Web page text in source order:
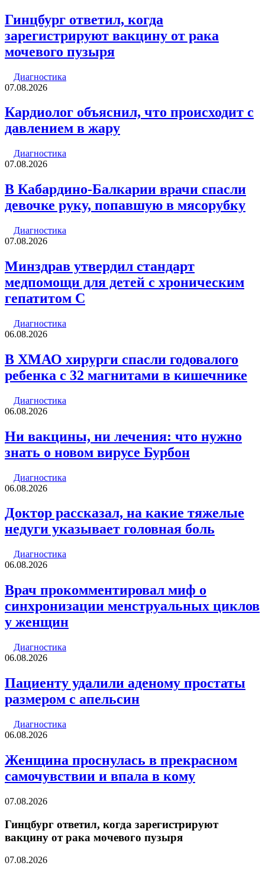
Гинцбург ответил, когда
зарегистрируют вакцину от рака
мочевого пузыря
Диагностика
07.08.2026
Кардиолог объяснил, что происходит с
давлением в жару
Диагностика
07.08.2026
В Кабардино-Балкарии врачи спасли
девочке руку, попавшую в мясорубку
Диагностика
07.08.2026
Минздрав утвердил стандарт
медпомощи для детей с хроническим
гепатитом С
Диагностика
06.08.2026
В ХМАО хирурги спасли годовалого
ребенка с 32 магнитами в кишечнике
Диагностика
06.08.2026
Ни вакцины, ни лечения: что нужно
знать о новом вирусе Бурбон
Диагностика
06.08.2026
Доктор рассказал, на какие тяжелые
недуги указывает головная боль
Диагностика
06.08.2026
Врач прокомментировал миф о
синхронизации менструальных циклов
у женщин
Диагностика
06.08.2026
Пациенту удалили аденому простаты
размером с апельсин
Диагностика
06.08.2026
Женщина проснулась в прекрасном
самочувствии и впала в кому
07.08.2026
Гинцбург ответил, когда зарегистрируют
вакцину от рака мочевого пузыря
07.08.2026